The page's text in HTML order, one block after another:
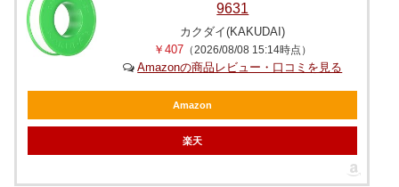
9631
カクダイ(KAKUDAI)
￥407 （2026/08/08 15:14時点）
Amazonの商品レビュー・口コミを見る
Amazon
楽天